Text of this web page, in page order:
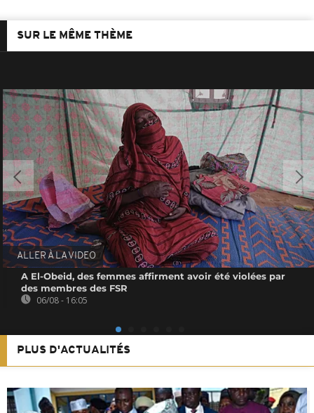
SUR LE MÊME THÈME
ALLER À LA VIDEO
A El-Obeid, des femmes affirment avoir été violées par
des membres des FSR
06/08 - 16:05
PLUS D'ACTUALITÉS